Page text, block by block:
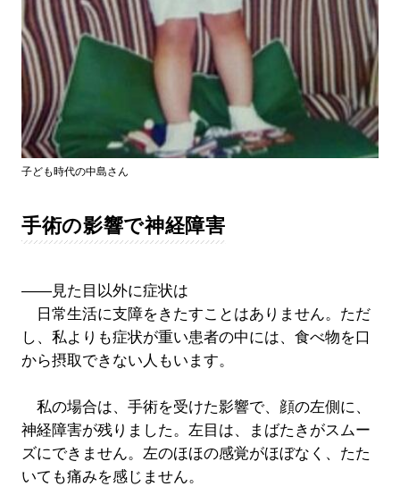
子ども時代の中島さん
手術の影響で神経障害
――見た目以外に症状は
日常生活に支障をきたすことはありません。ただ
し、私よりも症状が重い患者の中には、食べ物を口
から摂取できない人もいます。
私の場合は、手術を受けた影響で、顔の左側に、
神経障害が残りました。左目は、まばたきがスムー
ズにできません。左のほほの感覚がほぼなく、たた
いても痛みを感じません。